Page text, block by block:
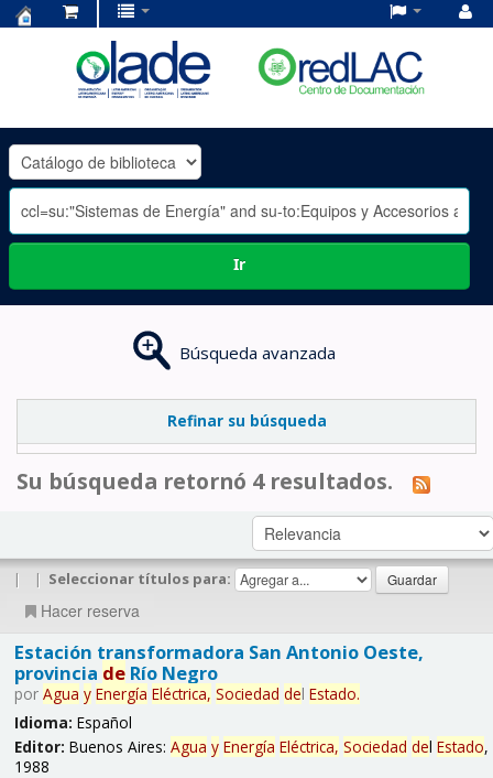
OLADE
-
Ir
Búsqueda avanzada
Refinar su búsqueda
Su búsqueda retornó 4 resultados.
| | Seleccionar títulos para:
Hacer reserva
Estación transformadora San Antonio Oeste,
provincia deRío Negro
por Agua y Energía Eléctrica, Sociedad del Estado.
Idioma: Español
Editor: Buenos Aires: Agua y Energía Eléctrica, Sociedad del Estado,
1988